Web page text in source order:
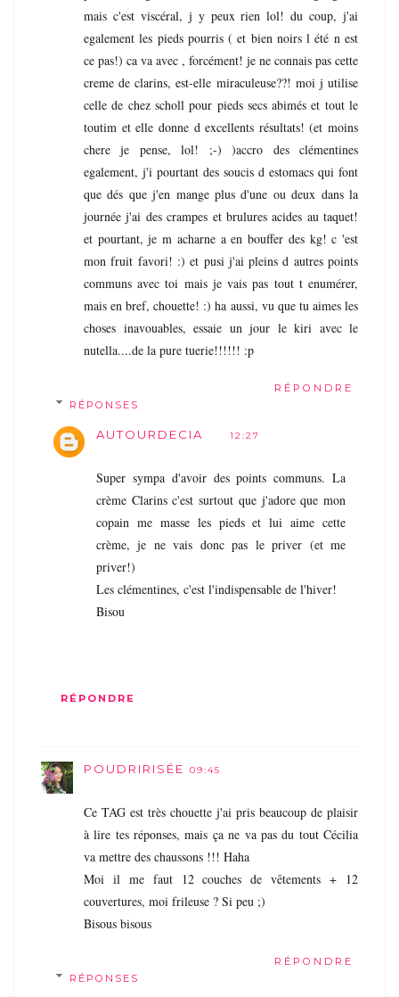
mais c'est viscéral, j y peux rien lol! du coup, j'ai
egalement les pieds pourris ( et bien noirs l été n est
ce pas!) ca va avec , forcément! je ne connais pas cette
creme de clarins, est-elle miraculeuse??! moi j utilise
celle de chez scholl pour pieds secs abimés et tout le
toutim et elle donne d excellents résultats! (et moins
chere je pense, lol! ;-) )accro des clémentines
egalement, j'i pourtant des soucis d estomacs qui font
que dés que j'en mange plus d'une ou deux dans la
journée j'ai des crampes et brulures acides au taquet!
et pourtant, je m acharne a en bouffer des kg! c 'est
mon fruit favori! :) et pusi j'ai pleins d autres points
communs avec toi mais je vais pas tout t enumérer,
mais en bref, chouette! :) ha aussi, vu que tu aimes les
choses inavouables, essaie un jour le kiri avec le
nutella....de la pure tuerie!!!!!! :p
RÉPONDRE
RÉPONSES
AUTOURDECIA 12:27
Super sympa d'avoir des points communs. La
crème Clarins c'est surtout que j'adore que mon
copain me masse les pieds et lui aime cette
crème, je ne vais donc pas le priver (et me
priver!)
Les clémentines, c'est l'indispensable de l'hiver!
Bisou
RÉPONDRE
POUDRIRISÉE 09:45
Ce TAG est très chouette j'ai pris beaucoup de plaisir
à lire tes réponses, mais ça ne va pas du tout Cécilia
va mettre des chaussons !!! Haha
Moi il me faut 12 couches de vêtements + 12
couvertures, moi frileuse ? Si peu ;)
Bisous bisous
RÉPONDRE
RÉPONSES